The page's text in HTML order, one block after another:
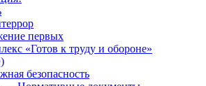
первых
«Готов к труду и обороне»
безопасность